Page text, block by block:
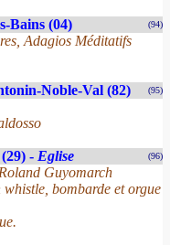
Bains (04) (94)
Adagios Méditatifs
Noble-Val (82) (95)
- Eglise (96)
Guyomarch
bombarde et orgue